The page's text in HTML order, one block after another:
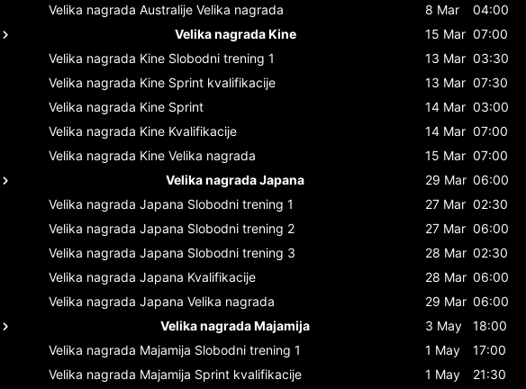
Velika nagrada Australije Velika nagrada 8 Mar
04:00
Velika nagrada Kine
15 Mar 07:00
Velika nagrada Kine Slobodni trening 1 13 Mar 03:30
Velika nagrada Kine Sprint kvalifikacije 13 Mar 07:30
Velika nagrada Kine Sprint 14 Mar 03:00
Velika nagrada Kine Kvalifikacije 14 Mar 07:00
Velika nagrada Kine Velika nagrada 15 Mar 07:00
Velika nagrada Japana
29 Mar 06:00
Velika nagrada Japana Slobodni trening 1 27 Mar 02:30
Velika nagrada Japana Slobodni trening 2 27 Mar 06:00
Velika nagrada Japana Slobodni trening 3 28 Mar 02:30
Velika nagrada Japana Kvalifikacije 28 Mar 06:00
Velika nagrada Japana Velika nagrada 29 Mar 06:00
Velika nagrada Majamija
3 May
18:00
Velika nagrada Majamija Slobodni trening 1 1 May
17:00
Velika nagrada Majamija Sprint kvalifikacije 1 May
21:30